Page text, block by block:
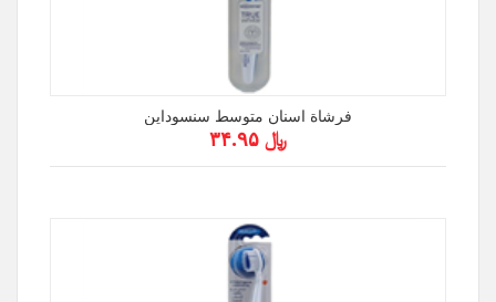
فرشاة اسنان متوسط سنسوداين
﷼ ۳۴.۹۵